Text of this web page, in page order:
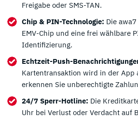
Freigabe oder SMS-TAN.
Chip & PIN-Technologie: Die
EMV-Chip und eine frei wählbare
Identifizierung.
Echtzeit-Push-
Kartentransaktion wird in der App
erkennen Sie unberechtigte
24/7 Sperr-Hotline: Die
Uhr bei Verlust oder Verdacht auf